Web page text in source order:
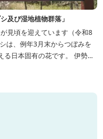
及び湿地植物群落」
見頃を迎えています（令和8
日本固有の花です。 伊勢湾
は、三重県内ではいなべ市、
られ これらの自生地は日本に
す。 約500万年前に